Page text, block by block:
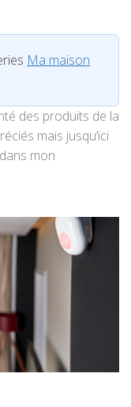
Ma maison
des produits de la
mais jusqu’ici
mon